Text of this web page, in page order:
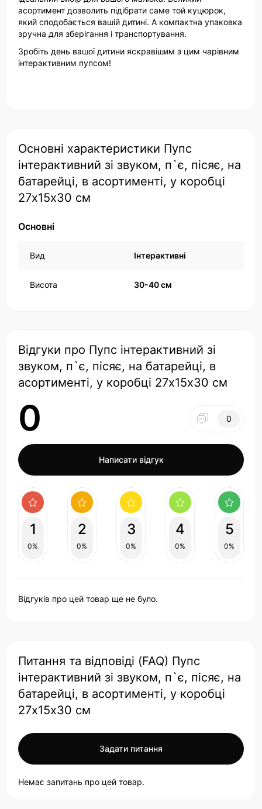
асортимент дозволить підібрати саме той куцюрок,
який сподобається вашій дитині. А компактна упаковка
зручна для зберігання і транспортування.
Зробіть день вашої дитини яскравішим з цим чарівним
інтерактивним пупсом!
Основні характеристики Пупс
інтерактивний зі звуком, п`є, пісяє, на
батарейці, в асортименті, у коробці
27х15х30 см
Основні
Вид Інтерактивні
Висота 30-40 см
Відгуки про Пупс інтерактивний зі
звуком, п`є, пісяє, на батарейці, в
асортименті, у коробці 27х15х30 см
0 0
Написати відгук
1
0%
2
0%
3
0%
4
0%
5
0%
Відгуків про цей товар ще не було.
Питання та відповіді (FAQ) Пупс
інтерактивний зі звуком, п`є, пісяє, на
батарейці, в асортименті, у коробці
27х15х30 см
Задати питання
Немає запитань про цей товар.